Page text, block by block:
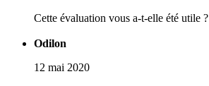
Cette évaluation vous a-t-elle été utile ?
Odilon
12 mai 2020